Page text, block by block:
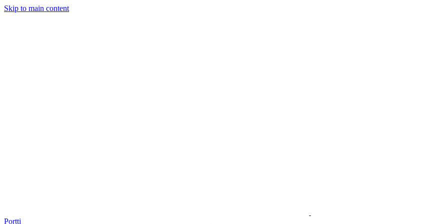
Skip to main content
Portti